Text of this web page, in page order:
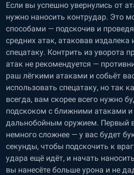
Если вы успешно увернулись от
нужно наносить контрудар. Это
способами — подскочив и
средних атак, атаковав издалека
спецатаку. Контрить из уворота
атак не рекомендуется —
раш лёгкими атаками и собьёт
использовать спецатаку, но так
всегда, вам скорее всего нужно
подскоком с ближними атаками
дальнобойным оружием. Первый
немного сложнее — у вас будет
секунды, чтобы подскочить к
удара ещё идёт, и начать
вы нанесёте больше урона и не